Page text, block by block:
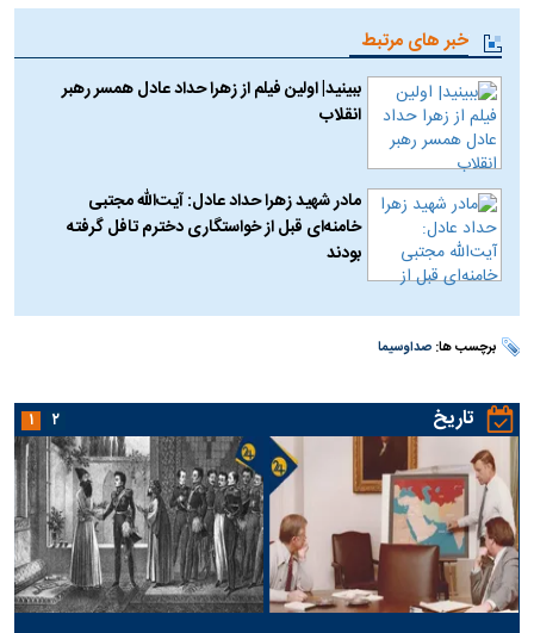
خبر های مرتبط
ببینید| اولین فیلم از زهرا حداد عادل همسر رهبر
انقلاب
مادر شهید زهرا حداد عادل: آیت‌الله مجتبی
خامنه‌ای قبل از خواستگاری دخترم تافل گرفته
بودند
برچسب ها:صداوسیما
تاریخ ۱ ۲